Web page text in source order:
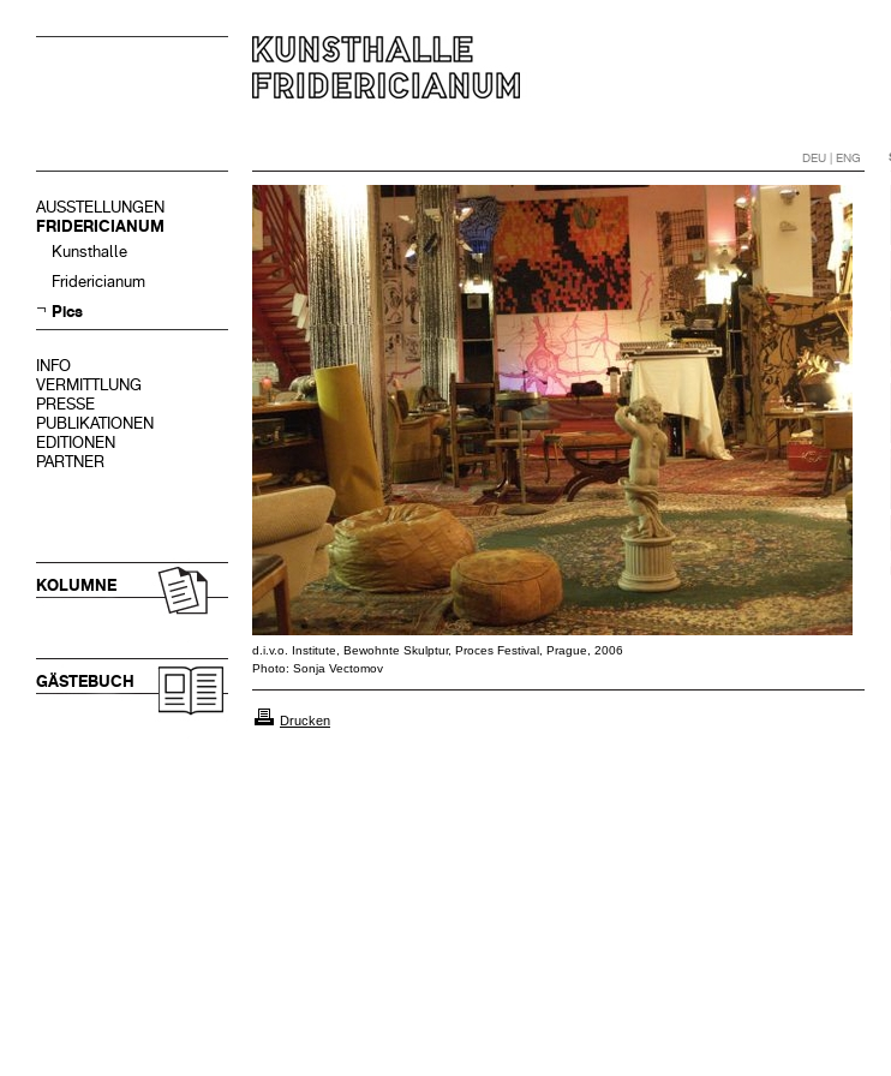
DEU | ENG
AUSSTELLUNGEN
FRIDERICIANUM
Kunsthalle
Fridericianum
Pics
INFO
VERMITTLUNG
PRESSE
PUBLIKATIONEN
EDITIONEN
PARTNER
KOLUMNE
GÄSTEBUCH
d.i.v.o. Institute, Bewohnte Skulptur, Proces Festival, Prague, 2006
Photo: Sonja Vectomov
Drucken